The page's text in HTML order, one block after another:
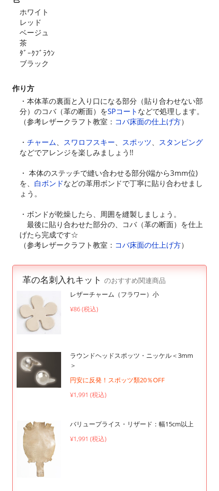
ホワイト
レッド
ベージュ
茶
ﾀﾞｰｸﾌﾞﾗｳﾝ
ブラック
作り方
・本体革の裏面と入り口になる部分（貼り合わせない部
分）のコバ（革の断面）をSPコート などで処理します。
（参考レザークラフト教室： コバ床面の仕上げ方）
・ チャーム スワロフスキー スポッツ
スタンピング
などでアレンジを楽しみましょう!!
・ 本体のステッチで縫い合わせる部分(端から3mm位)
を、 白ボンドなどの革用ボンドで丁寧に貼り合わせまし
ょう。
・ボンドが乾燥したら、周囲を縫製しましょう。
最後に貼り合わせた部分の、コバ（革の断面）を仕上
げたら完成です☆
（参考レザークラフト教室： コバ床面の仕上げ方）
革の名刺入れキット のおすすめ関連商品
レザーチャーム（フラワー）小
¥86 (税込)
ラウンドヘッドスポッツ・ニッケル＜3mm
＞
円安に反発！スポッツ類20％OFF
¥1,991 (税込)
バリュープライス・リザード：幅15cm以上
¥1,991 (税込)